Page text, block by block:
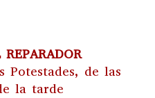
Potestades, de las
la tarde